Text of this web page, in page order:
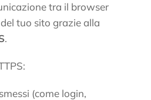
tra il browser
tuo sito grazie alla
.
(come login,